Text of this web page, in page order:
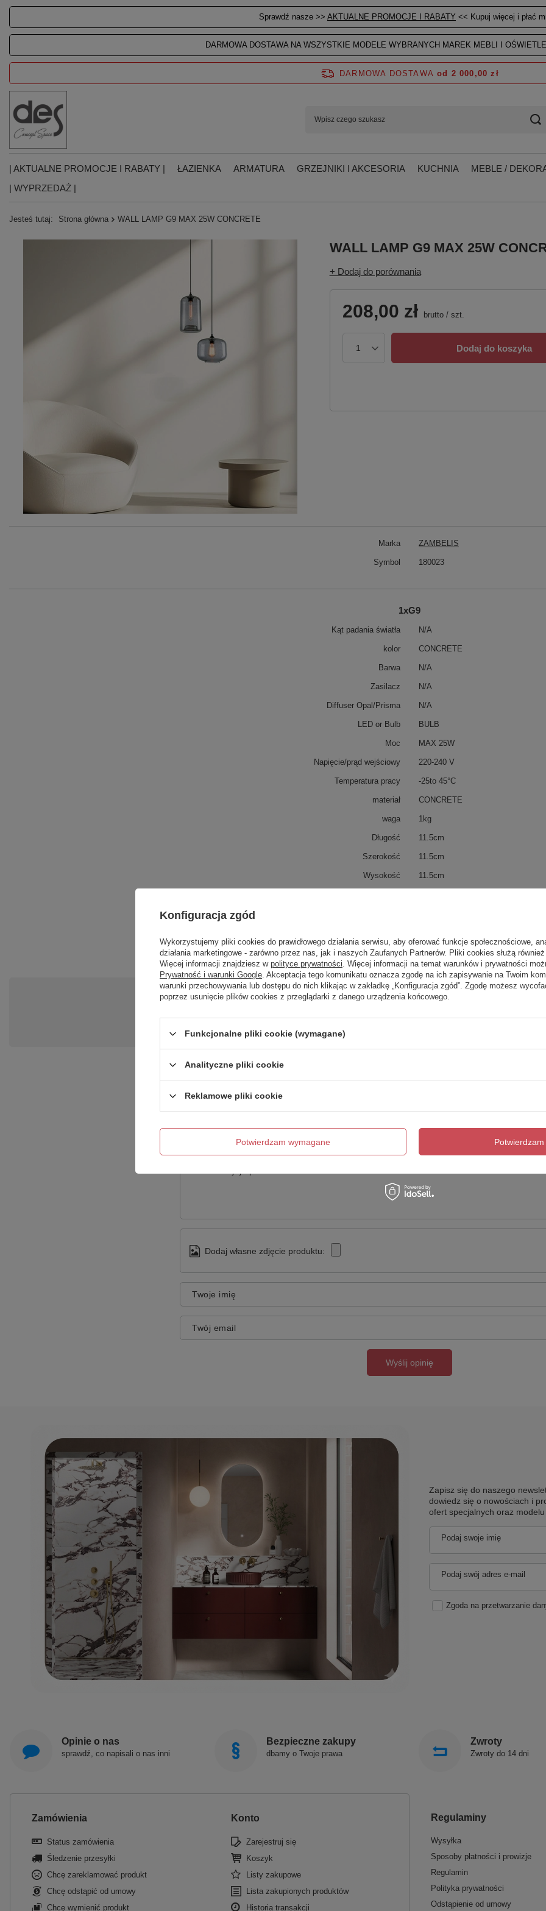
Sprawdź nasze >> AKTUALNE PROMOCJE I RABATY << Kupuj więcej i płać
DARMOWA DOSTAWA NA WSZYSTKIE MODELE WYBRANYCH MAREK MEBLI I
DARMOWA DOSTAWA od 2 000,00 zł
| AKTUALNE PROMOCJE I RABATY | ŁAZIENKA ARMATURA GRZEJNIKI I AKCESORIA KUCHNIA
MEBLE /
| WYPRZEDAŻ |
Jesteś tutaj: Strona główna WALL LAMP G9 MAX 25W CONCRETE
WALL LAMP G9 MAX 25W
+ Dodaj do porównania
208,00 zł brutto/ szt.
Dodaj do koszyka
Marka ZAMBELIS
Symbol 180023
1xG9
Kąt padania światła N/A
kolor CONCRETE
Barwa N/A
Zasilacz N/A
Diffuser Opal/Prisma N/A
LED or Bulb BULB
Moc MAX 25W
Napięcie/prąd wejściowy 220-240 V
Temperatura pracy -25to 45°C
materiał CONCRETE
waga 1kg
Długość 11.5cm
Szerokość 11.5cm
Wysokość 11.5cm
kWh/1000h N/A
Potrzebujesz pomocy? Masz pytania?
Zadaj pytanie a my odpowiemy niezwłocznie, najciekawsze pytania i odpowiedzi publikując dla
Napisz swoją opinię
5/5
Dodaj własne zdjęcie produktu:
Twoje imię
Twój email
Wyślij opinię
Zapisz się do naszego
dowiedz się o nowościach i
ofert specjalnych oraz
Podaj swoje imię
Podaj swój adres e-mail
Zgoda na przetwarzanie
Opinie o nas
sprawdź, co napisali o nas inni
Bezpieczne zakupy
dbamy o Twoje prawa
Zwroty
Zwroty do 14 dni
Zamówienia
Status zamówienia
Śledzenie przesyłki
Chcę zareklamować produkt
Chcę odstąpić od umowy
Chcę wymienić produkt
Konto
Zarejestruj się
Koszyk
Listy zakupowe
Lista zakupionych produktów
Historia transakcji
Regulaminy
Wysyłka
Sposoby płatności i prowizje
Regulamin
Polityka prywatności
Odstąpienie od umowy
Konfiguracja zgód
Wykorzystujemy pliki cookies do prawidłowego działania serwisu, aby oferować funkcje społecznościowe,
działania marketingowe - zarówno przez nas, jak i naszych Zaufanych Partnerów. Pliki cookies służą
Więcej informacji znajdziesz w polityce prywatności. Więcej informacji na temat warunków i prywatności
Prywatność i warunki Google. Akceptacja tego komunikatu oznacza zgodę na ich zapisywanie na Twoim
warunki przechowywania lub dostępu do nich klikając w zakładkę „Konfiguracja zgód”. Zgodę możesz
poprzez usunięcie plików cookies z przeglądarki z danego urządzenia końcowego.
Funkcjonalne pliki cookie (wymagane)
Analityczne pliki cookie
Reklamowe pliki cookie
Potwierdzam wymagane